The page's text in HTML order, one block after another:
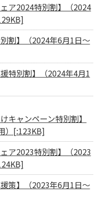
ア2024特別割】（2024
割】（2024年6月1日～
特別割】（2024年4月1
キャンペーン特別割】
）[:123KB]
ア2023特別割】（2023
策】（2023年6月1日～